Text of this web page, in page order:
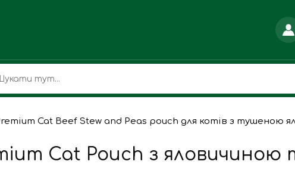
Cat Beef Stew and Peas pouch для котів з тушеною
Cat Pouch з яловичиною